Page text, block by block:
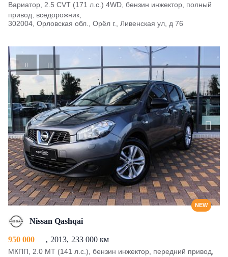
Вариатор, 2.5 CVT (171 л.с.) 4WD, бензин инжектор, полный
привод, вседорожник,
302004, Орловская обл., Орёл г., Ливенская ул, д 76
NEW
Nissan Qashqai
950 000 2013 233 000 км
МКПП, 2.0 MT (141 л.с.), бензин инжектор, передний привод,